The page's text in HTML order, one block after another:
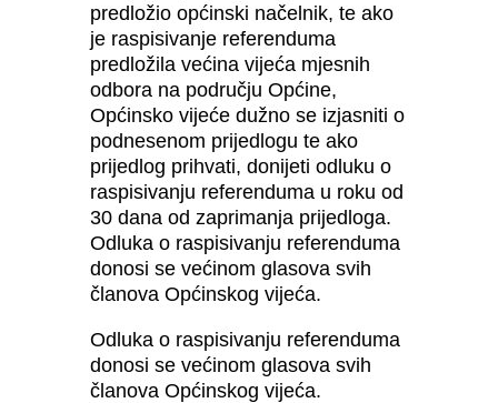
predložio općinski načelnik, te ako
je raspisivanje referenduma
predložila većina vijeća mjesnih
odbora na području Općine,
Općinsko vijeće dužno se izjasniti o
podnesenom prijedlogu te ako
prijedlog prihvati, donijeti odluku o
raspisivanju referenduma u roku od
30 dana od zaprimanja prijedloga.
Odluka o raspisivanju referenduma
donosi se većinom glasova svih
članova Općinskog vijeća.
Odluka o raspisivanju referenduma
donosi se većinom glasova svih
članova Općinskog vijeća.